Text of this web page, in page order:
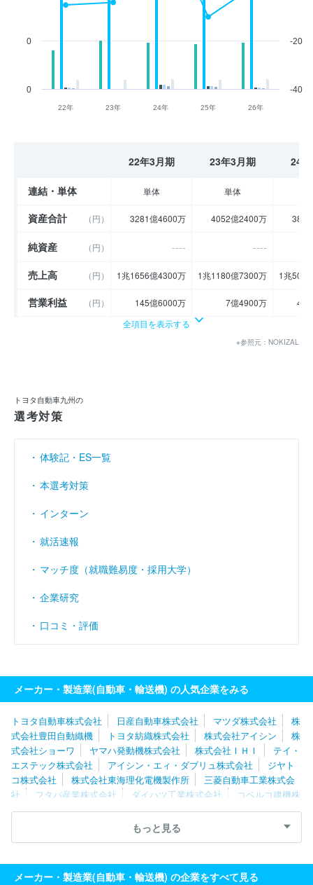
22年 23年 24年 25年 26年
0
0
-40
-20
22年3月期 23年3月期 24
連結・単体 単体 単体
資産合計 （円） 3281億4600万 4052億2400万
純資産 （円） ----
----
売上高
（円） 1兆1656億4300万 1兆1180億7300万 1兆
営業利益 （円） 145億6000万 7億4900万
147億3700万
売上伸び率
営業利益率 （％） 1.25 0.07
経常利益率 （％）
全項目を表示する
※参照元：NOKIZAL
トヨタ自動車九州の
選考対策
体験記・ES一覧
本選考対策
インターン
就活速報
マッチ度（就職難易度・採用大学）
企業研究
口コミ・評価
メーカー・製造業(自動車・輸送機) の人気企業をみる
トヨタ自動車株式会社 日産自動車株式会社 マツダ株式会社
株
式会社豊田自動織機
トヨタ紡織株式会社 株式会社アイシン
株
式会社ショーワ
ヤマハ発動機株式会社 株式会社ＩＨＩ
テイ・
エステック株式会社
アイシン・エィ・ダブリュ株式会社
ジヤト
コ株式会社
株式会社東海理化電機製作所
三菱自動車工業株式会
社
フタバ産業株式会社 ダイハツ工業株式会社
コベルコ建機株
式会社
マレリ株式会社 いすゞ自動車株式会社
スズキ株式会
株式会社ケーヒン
豊田合成株式会社
株式会社エフテック
もっと見る
メーカー・製造業(自動車・輸送機) の企業をすべて見る